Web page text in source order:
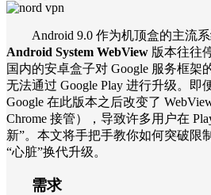
Android 9.0 作为机顶盒的主流
Android System WebView 版本往往
国内的安卓盒子对 Google 服务框架
无法通过 Google Play 进行升级。即
Google 在此版本之后改变了
Chrome 接管），导致许多用户在
新”。本文将手把手教你如何突破限
“心脏”换代升级。
需求